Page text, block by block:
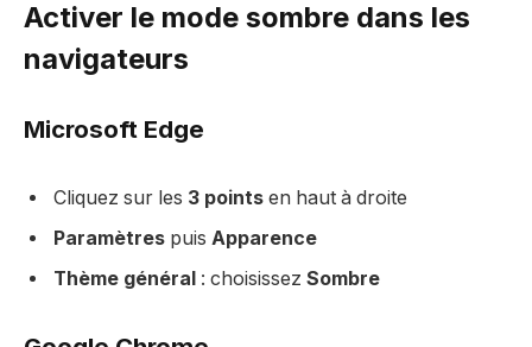
Activer le mode sombre dans les
navigateurs
Microsoft Edge
Cliquez sur les 3 points en haut à droite
Paramètres puis Apparence
Thème général : choisissez Sombre